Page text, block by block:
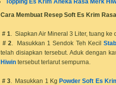
Cara Membuat Resep Soft Es Krim Rasa
# 1 . Siapkan Air Mineral 3 Liter, tuang
# 2 . Masukkan 1 Sendok Teh Kecil
telah disiapkan tersebut. Aduk dengan
Hiwintersebut terlarut sempurna.
# 3 . Masukkan 1 KgPowder Soft Es